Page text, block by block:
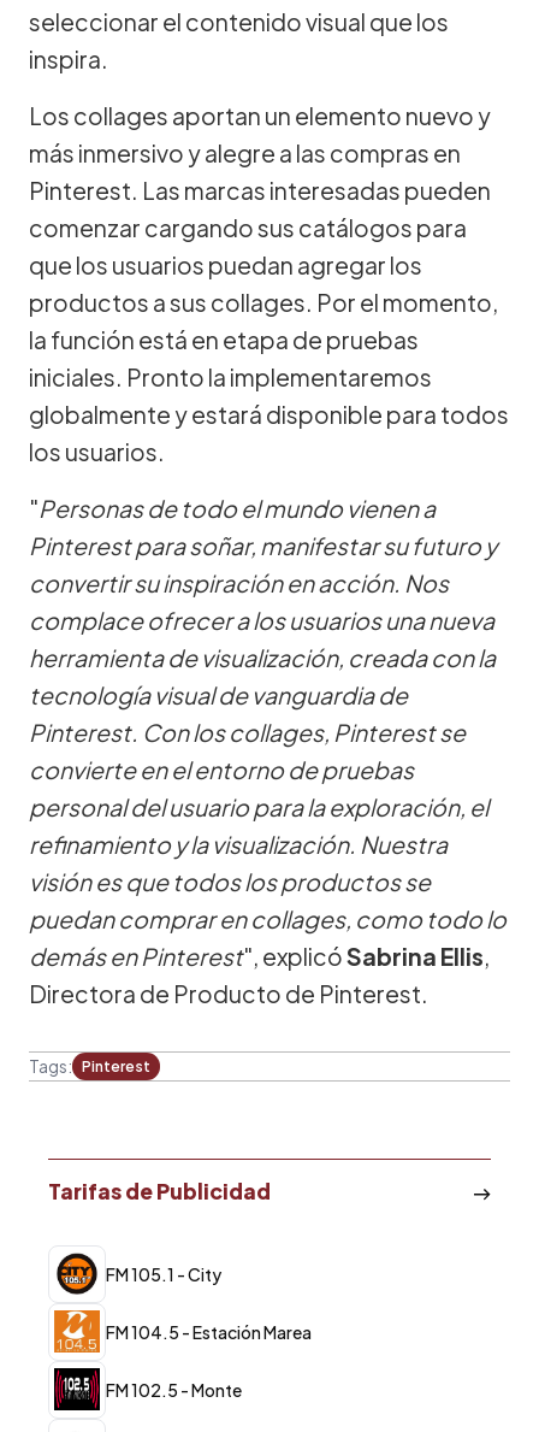
seleccionar el contenido visual que los
inspira.
Los collages aportan un elemento nuevo y
más inmersivo y alegre a las compras en
Pinterest. Las marcas interesadas pueden
comenzar cargando sus catálogos para
que los usuarios puedan agregar los
productos a sus collages. Por el momento,
la función está en etapa de pruebas
iniciales. Pronto la implementaremos
globalmente y estará disponible para todos
los usuarios.
"Personas de todo el mundo vienen a
Pinterest para soñar, manifestar su futuro y
convertir su inspiración en acción. Nos
complace ofrecer a los usuarios una nueva
herramienta de visualización, creada con la
tecnología visual de vanguardia de
Pinterest. Con los collages, Pinterest se
convierte en el entorno de pruebas
personal del usuario para la exploración, el
refinamiento y la visualización. Nuestra
visión es que todos los productos se
puedan comprar en collages, como todo lo
demás en Pinterest", explicóSabrina Ellis,
Directora de Producto de Pinterest.
Tags: Pinterest
Tarifas de Publicidad
FM 105.1 - City
FM 104.5 - Estación Marea
FM 102.5 - Monte